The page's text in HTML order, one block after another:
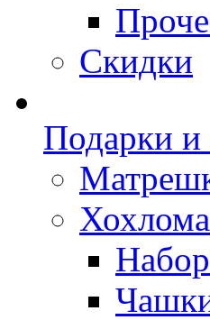
Скидки
Подарки и
Хохлома